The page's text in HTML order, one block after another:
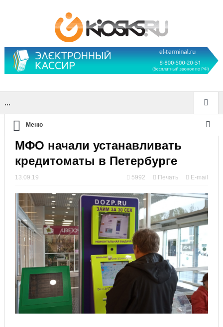
...
Меню
МФО начали устанавливать
кредитоматы в Петербурге
13.09.19 5992 Печать E-mail